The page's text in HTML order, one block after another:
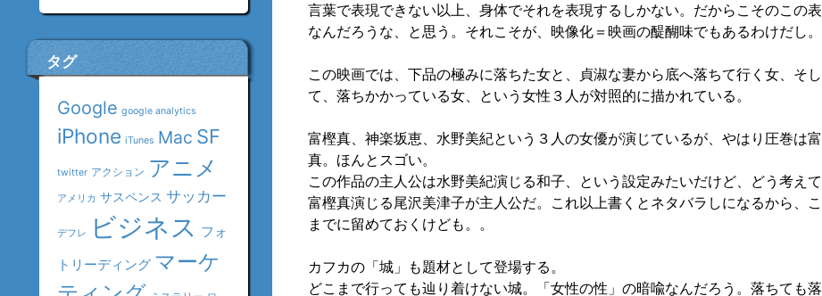
タグ
Google google analytics
iPhone iTunes Mac SF
twitter アクション アニメ
アメリカ サスペンス サッカー
デフレ ビジネス フォ
トリーディング マーケ
言葉で表現できない以上、身体でそれを表現するしかない。だからこそのこの
なんだろうな、と思う。それこそが、映像化＝映画の醍醐味でもあるわけだし。
この映画では、下品の極みに落ちた女と、貞淑な妻から底へ落ちて行く女、そし
て、落ちかかっている女、という女性３人が対照的に描かれている。
富樫真、神楽坂恵、水野美紀という３人の女優が演じているが、やはり圧巻は
真。ほんとスゴい。
この作品の主人公は水野美紀演じる和子、という設定みたいだけど、どう考え
富樫真演じる尾沢美津子が主人公だ。これ以上書くとネタバラしになるから、
までに留めておくけども。。
カフカの「城」も題材として登場する。
どこまで行っても辿り着けない城。「女性の性」の暗喩なんだろう。落ちても